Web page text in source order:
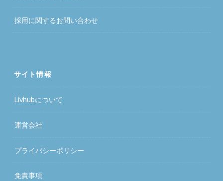
採用に関するお問い合わせ
サイト情報
Livhubについて
運営会社
プライバシーポリシー
免責事項